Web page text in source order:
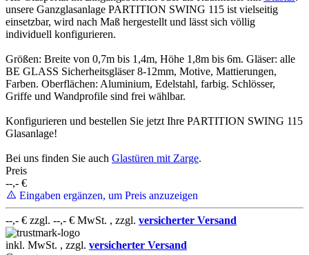
unsere Ganzglasanlage PARTITION SWING 115 ist vielseitig
einsetzbar, wird nach Maß hergestellt und lässt sich völlig
individuell konfigurieren.
Größen: Breite von 0,7m bis 1,4m, Höhe 1,8m bis 6m. Gläser: alle
BE GLASS Sicherheitsgläser 8-12mm, Motive, Mattierungen,
Farben. Oberflächen: Aluminium, Edelstahl, farbig. Schlösser,
Griffe und Wandprofile sind frei wählbar.
Konfigurieren und bestellen Sie jetzt Ihre PARTITION SWING 115
Glasanlage!
Bei uns finden Sie auch Glastüren mit Zarge.
Preis
--,- €
Eingaben ergänzen, um Preis anzuzeigen
--,- € zzgl. --,- € MwSt. , zzgl. versicherter Versand
inkl. MwSt. , zzgl. versicherter Versand